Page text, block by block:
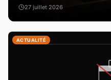
27 juillet 2026
ACTUALITÉ